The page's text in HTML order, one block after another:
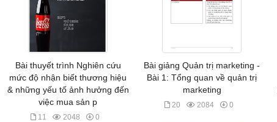
Bài thuyết trình Nghiên cứu
mức độ nhận biết thương hiệu
& những yếu tố ảnh hưởng đến
việc mua sản p
11 2048 0
Bài giảng Quản trị marketing -
Bài 1: Tổng quan về quản trị
marketing
20 2084 0